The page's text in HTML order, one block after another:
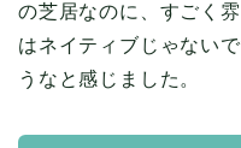
の芝居なのに、すごく
はネイティブじゃない
うなと感じました。